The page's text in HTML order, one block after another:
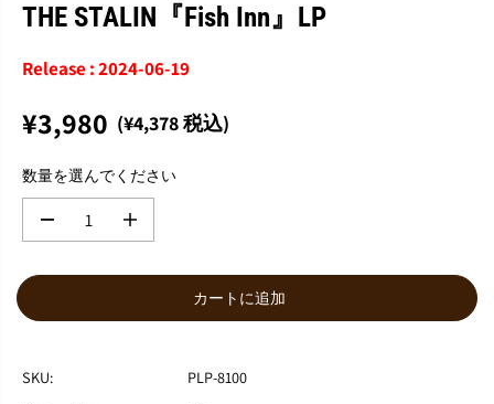
THE STALIN『Fish Inn』LP
Release : 2024-06-19
通
価
格
¥3,980 (¥4,378 税込)
数量を選んでください
H
数
カートに追加
SKU:
PLP-8100